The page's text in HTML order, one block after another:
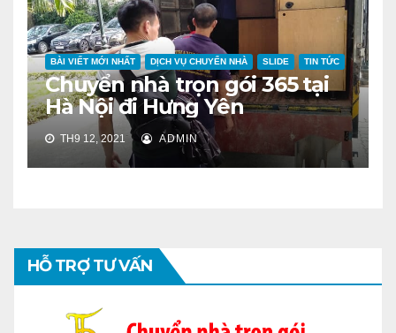
BÀI VIẾT MỚI NHẤT DỊCH VỤ CHUYỂN NHÀ SLIDE TIN TỨC
Chuyển nhà trọn gói 365 tại
Hà Nội đi Hưng Yên
TH9 12, 2021 ADMIN
HỖ TRỢ TƯ VẤN